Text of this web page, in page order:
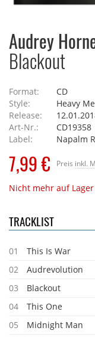
Audrey
Blackout
Format:
CD
Style:
Heavy
Release:
Art-Nr.:
CD19358
Label:
Napalm
Preis inkl.
7,99 €
Nicht mehr auf Lager
TRACKLIST
01
This Is War
02
Audrevolution
03
Blackout
04
This One
05
Midnight Man